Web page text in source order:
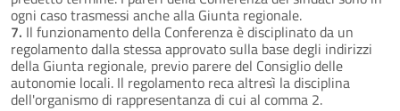
ogni caso trasmessi anche alla Giunta regionale.
7. Il funzionamento della Conferenza è disciplinato da un
regolamento dalla stessa approvato sulla base degli indirizzi
della Giunta regionale, previo parere del Consiglio delle
autonomie locali. Il regolamento reca altresì la disciplina
dell'organismo di rappresentanza di cui al comma 2.